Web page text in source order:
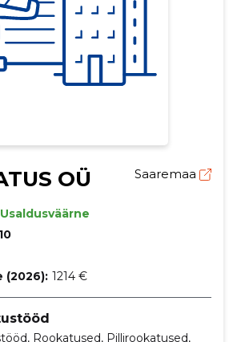
OÜ Saaremaa
Usaldusväärne
(2026): 1214 €
Rookatused, Pillirookatused,